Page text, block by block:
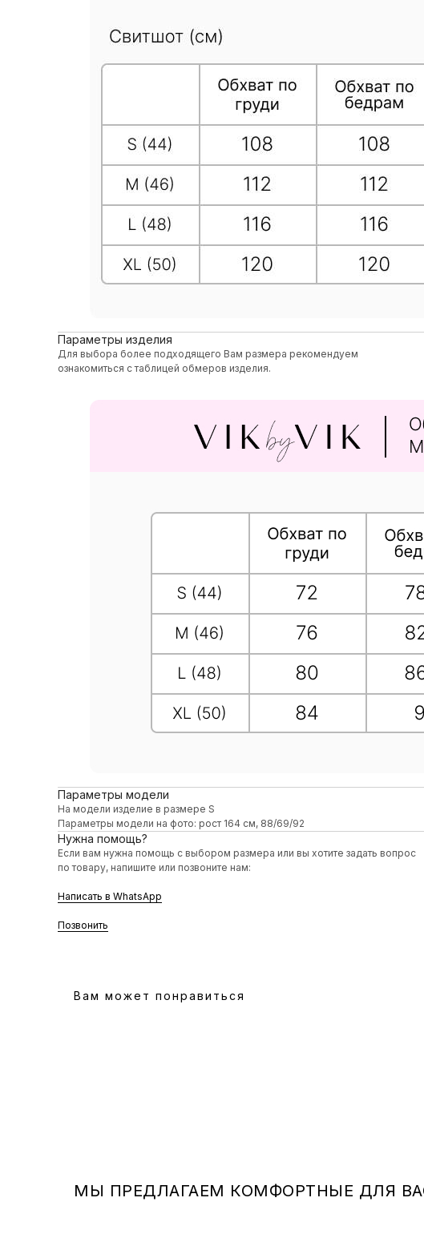
Параметры изделия
Для выбора более подходящего Вам размера рекомендуем
ознакомиться с таблицей обмеров изделия.
Параметры модели
На модели изделие в размере S
Параметры модели на фото: рост 164 см, 88/69/92
Нужна помощь?
Если вам нужна помощь с выбором размера или вы хотите задать вопрос
по товару, напишите или позвоните нам:
Написать в WhatsApp
Позвонить
Вам может понравиться
МЫ ПРЕДЛАГАЕМ КОМФОРТНЫЕ ДЛЯ